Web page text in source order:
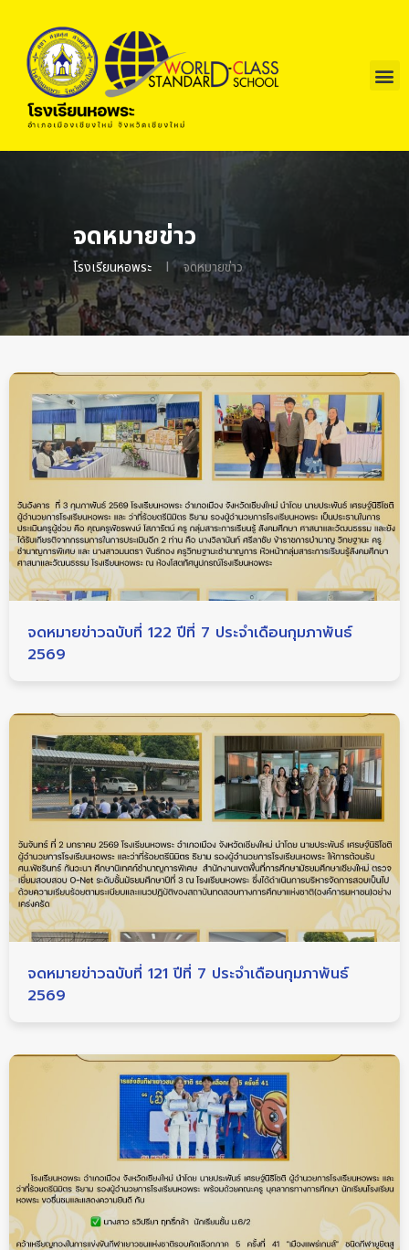
จดหมายข่าว
โรงเรียนหอพระ I จดหมายข่าว
จดหมายข่าวฉบับที่ 122 ปีที่ 7 ประจำเดือนกุมภาพันธ์
2569
จดหมายข่าวฉบับที่ 121 ปีที่ 7 ประจำเดือนกุมภาพันธ์
2569